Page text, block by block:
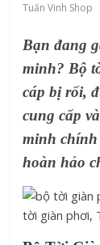
Tuấn Vinh Shop
Bạn đang
minh? Bộ
cáp bị rối,
cung cấp
minh
hoàn hảo